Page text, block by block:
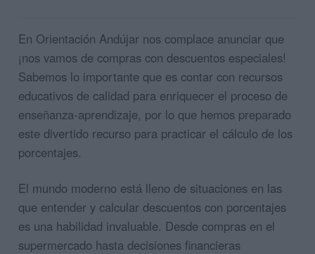
En Orientación Andújar nos complace anunciar que
¡nos vamos de compras con descuentos especiales!
Sabemos lo importante que es contar con recursos
educativos de calidad para enriquecer el proceso de
enseñanza-aprendizaje, por lo que hemos preparado
este divertido recurso para practicar el cálculo de los
porcentajes.
El mundo moderno está lleno de situaciones en las
que entender y calcular descuentos con porcentajes
es una habilidad invaluable. Desde compras en el
supermercado hasta decisiones financieras